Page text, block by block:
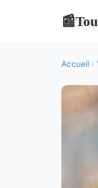
📰
Accueil ›